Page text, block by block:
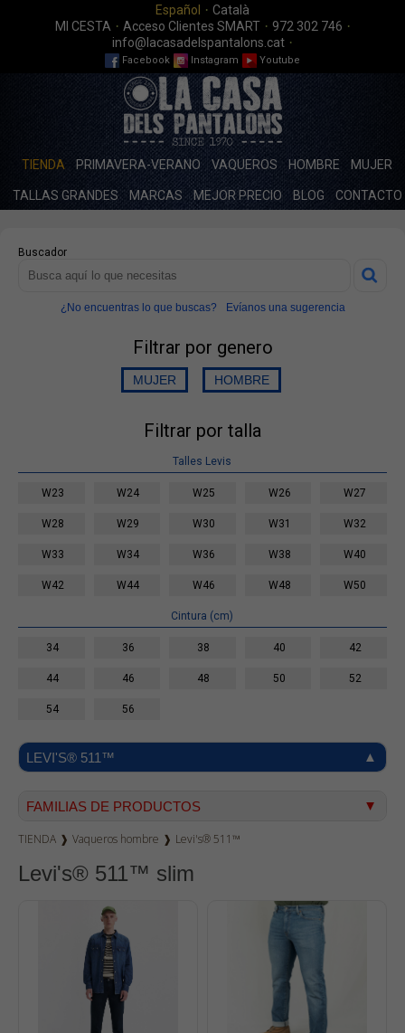
Español · Català
MI CESTA · Acceso Clientes SMART· 972 302 746 ·
info@lacasadelspantalons.cat ·
Facebook Instagram Youtube
TIENDA PRIMAVERA-VERANO VAQUEROS HOMBRE MUJER
TALLAS GRANDES MARCAS MEJOR PRECIO BLOG CONTACTO
Buscador
¿No encuentras lo que buscas? Evíanos una sugerencia
Filtrar por genero
Filtrar por talla
Talles Levis
W23 W24 W25 W26 W27
W28 W29 W30 W31 W32
W33 W34 W36 W38 W40
W42 W44 W46 W48 W50
Cintura (cm)
34 36 38 40 42
44 46 48 50 52
54 56
LEVI'S® 511™
FAMILIAS DE PRODUCTOS
Vaqueros mujer
Dockers
Camisetas
Bermudas
Sudaderas
TIENDA ❱ Vaqueros hombre ❱ Levi's® 511™
Levi's® 511™ slim